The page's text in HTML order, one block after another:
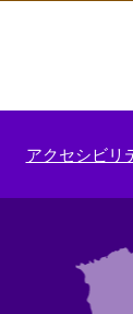
アクセシビリ